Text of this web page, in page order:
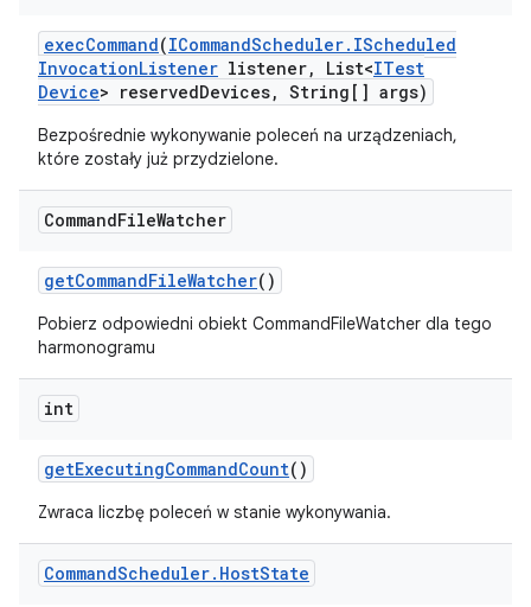
execCommand(ICommandScheduler. IScheduled
InvocationListener listener, List<ITest
Device> reservedDevices, String[] args)
Bezpośrednie wykonywanie poleceń na urządzeniach,
które zostały już przydzielone.
CommandFileWatcher
getCommandFileWatcher()
Pobierz odpowiedni obiekt CommandFileWatcher dla tego
harmonogramu
int
getExecutingCommandCount()
Zwraca liczbę poleceń w stanie wykonywania.
CommandScheduler. HostState